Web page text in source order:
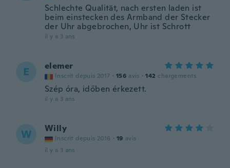
Schlechte Qualität, nach ersten laden ist
beim einstecken des Armband der Stecker
der Uhr abgebrochen, Uhr ist Schrott
il y a 3 ans
E elemer
Inscrit depuis 2017 · 156 avis · 142 chargements
Szép óra, időben érkezett.
il y a 3 ans
W Willy
Inscrit depuis 2016 · 19 avis
il y a 3 ans